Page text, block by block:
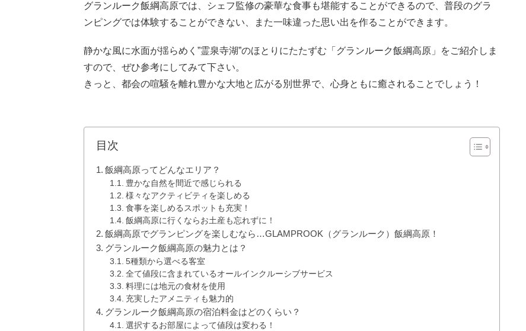
グランルーク飯綱高原では、シェフ監修の豪華な食事も堪能することができるので、普段のグラ
ンピングでは体験することができない、また一味違った思い出を作ることができます。
静かな風に水面が揺らめく”霊泉寺湖”のほとりにたたずむ「グランルーク飯綱高原」をご紹介しま
すので、ぜひ参考にしてみて下さい。
きっと、都会の喧騒を離れ豊かな大地と広がる別世界で、心身ともに癒されることでしょう！
目次
飯綱高原ってどんなエリア？
豊かな自然を間近で感じられる
様々なアクティビティを楽しめる
食事を楽しめるスポットも充実！
飯綱高原に行くならお土産も忘れずに！
飯綱高原でグランピングを楽しむなら…GLAMPROOK（グランルーク）飯綱高原！
グランルーク飯綱高原の魅力とは？
5種類から選べる客室
全て値段に含まれているオールインクルーシブサービス
料理には地元の食材を使用
充実したアメニティも魅力的
グランルーク飯綱高原の宿泊料金はどのくらい？
選択するお部屋によって値段は変わる！